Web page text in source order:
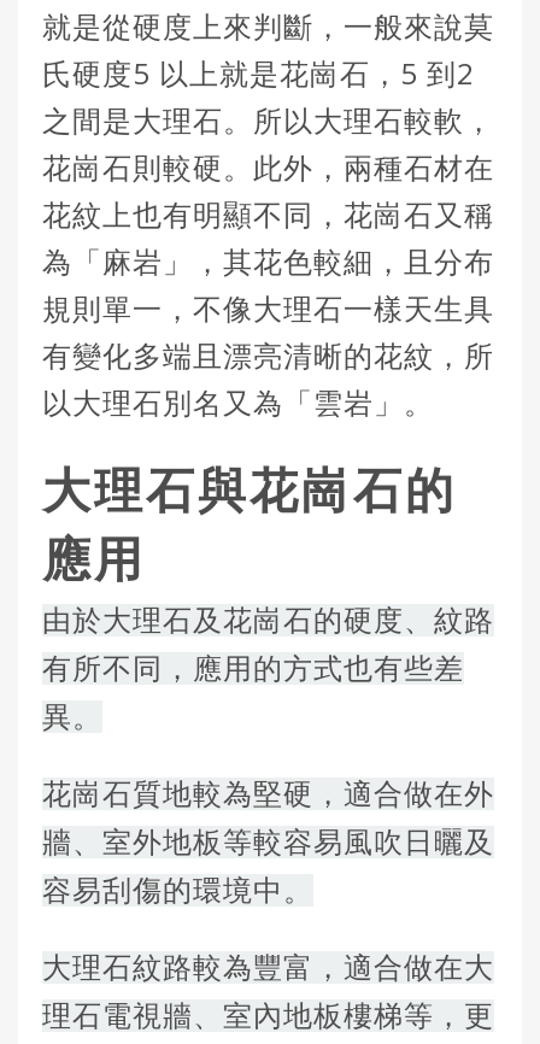
就是從硬度上來判斷，一般來說莫
氏硬度5 以上就是花崗石，5 到2
之間是大理石。所以大理石較軟，
花崗石則較硬。此外，兩種石材在
花紋上也有明顯不同，花崗石又稱
為「麻岩」，其花色較細，且分布
規則單一，不像大理石一樣天生具
有變化多端且漂亮清晰的花紋，所
以大理石別名又為「雲岩」。
大理石與花崗石的
應用
由於大理石及花崗石的硬度、紋路
有所不同，應用的方式也有些差
異。
花崗石質地較為堅硬，適合做在外
牆、室外地板等較容易風吹日曬及
容易刮傷的環境中。
大理石紋路較為豐富，適合做在大
理石電視牆、室內地板樓梯等，更